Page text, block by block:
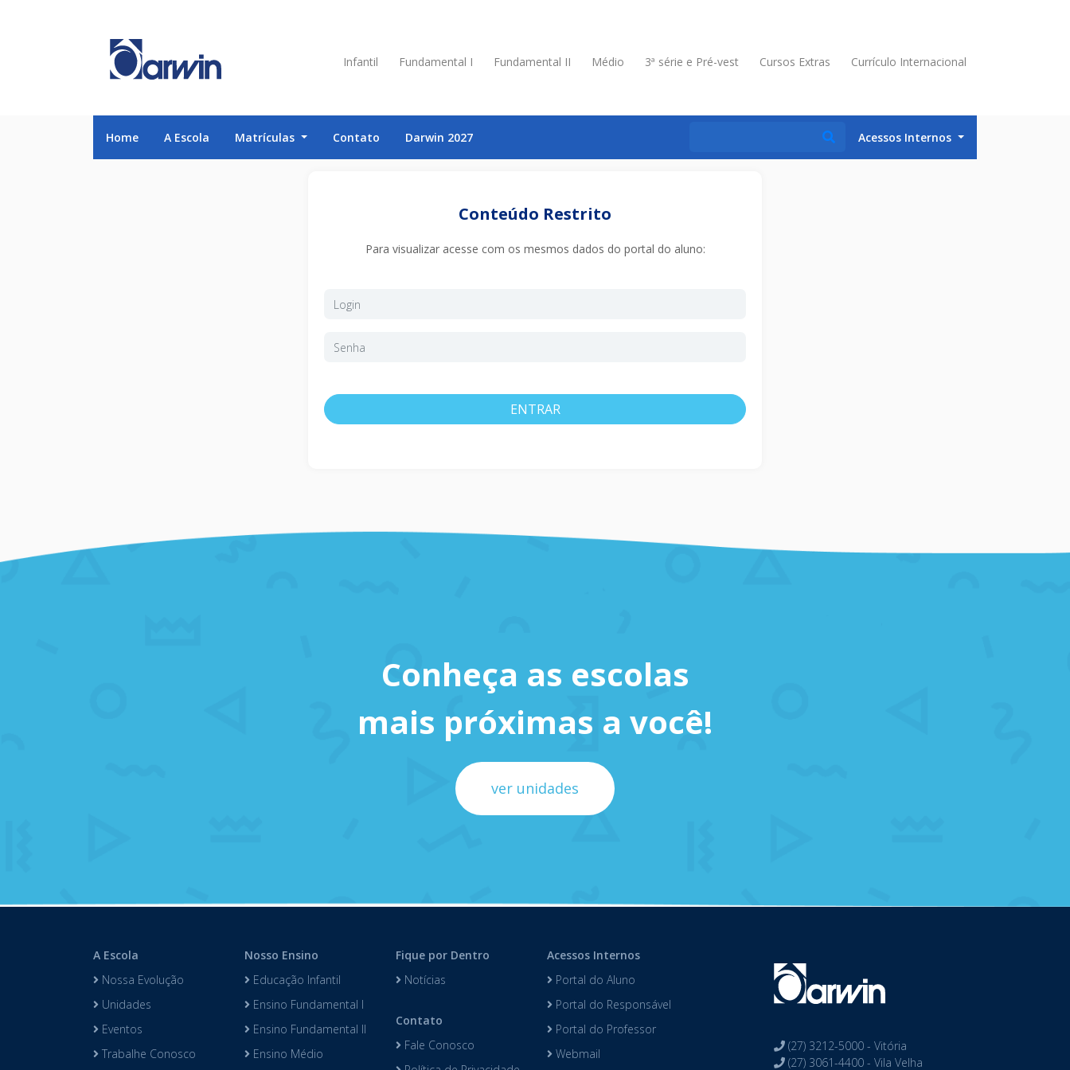
Infantil Fundamental I Fundamental II Médio 3ª série e Pré-vest Cursos Extras Currículo Internacional
Home A Escola Matrículas Contato Darwin 2027 Acessos Internos
Conteúdo Restrito
Para visualizar acesse com os mesmos dados do portal do aluno:
ENTRAR
Conheça as escolas
mais próximas a você!
ver unidades
A Escola
Nossa Evolução
Unidades
Eventos
Trabalhe Conosco
Nosso Ensino
Educação Infantil
Ensino Fundamental I
Ensino Fundamental II
Ensino Médio
Fique por Dentro
Notícias
Contato
Fale Conosco
Acessos Internos
Portal do Aluno
Portal do Responsável
Portal do Professor
Webmail
(27) 3212-5000 - Vitória
(27) 3061-4400 - Vila Velha